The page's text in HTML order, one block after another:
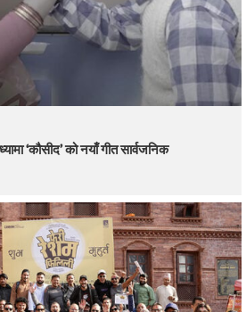
‘कौसीद’ को नयाँ गीत सार्वजनिक